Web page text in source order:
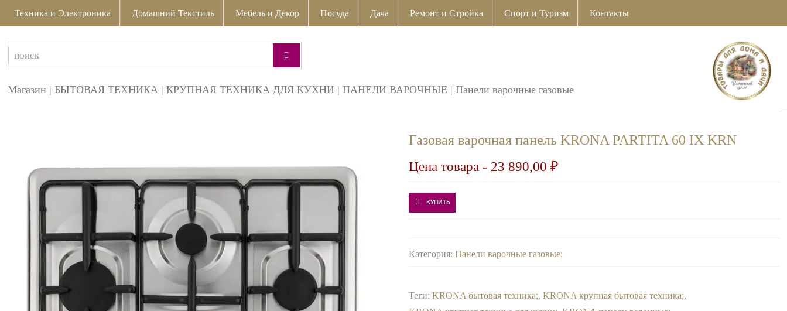
Техника и Электроника Домашний Текстиль Мебель и Декор Посуда Дача Ремонт и Стройка Спорт и Туризм Контакты
Магазин |БЫТОВАЯ ТЕХНИКА |КРУПНАЯ ТЕХНИКА ДЛЯ КУХНИ |ПАНЕЛИ ВАРОЧНЫЕ |Панели варочные газовые
Газовая варочная панель KRONA PARTITA 60 IX KRN
Цена товара - 23 890,00₽
КУПИТЬ
Категория:Панели варочные газовые
Теги:KRONA бытовая техника ,KRONA крупная бытовая техника ,